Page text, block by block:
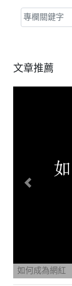
文章推薦
如何成為網紅
Previous